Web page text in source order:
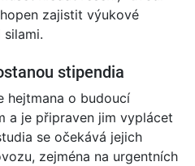
zajistit výukové
stipendia
hejtmana o budoucí
a je připraven jim vyplácet
se očekává jejich
zejména na urgentních